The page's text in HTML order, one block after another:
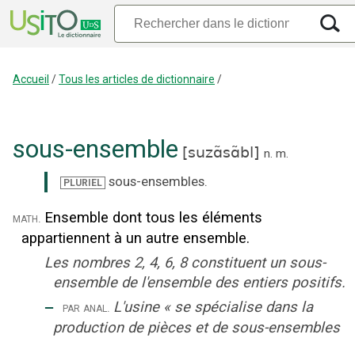
Accueil /Tous les articles de dictionnaire /
sous-ensemble [suzɑ̃sɑ̃bl ] n. m.
PLURIEL sous-ensembles.
math. Ensemble dont tous les éléments
appartiennent à un autre ensemble.
Les nombres 2, 4, 6, 8 constituent un sous-
ensemble de l'ensemble des entiers positifs.
‒ par anal. L'usine « se spécialise dans la
production de pièces et de sous-ensembles